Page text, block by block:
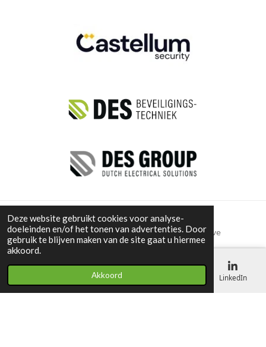
Deze website gebruikt cookies voor analyse-
doeleinden en/of het tonen van advertenties. Door
gebruik te blijven maken van de site gaat u hiermee
akkoord.
Akkoord
Van strategie naar hands-on executie. Interim executive
management, business development en operationele
Copyright © 2026 consultancy NOW! A label of Endoma
Products B.V. | The Netherlands.
Telefoonnummer LinkedIn